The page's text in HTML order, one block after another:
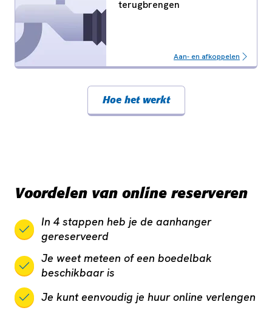
terugbrengen
Aan- en afkoppelen
Hoe het werkt
Voordelen van online reserveren
In 4 stappen heb je de aanhanger
gereserveerd
Je weet meteen of een boedelbak
beschikbaar is
Je kunt eenvoudig je huur online verlengen